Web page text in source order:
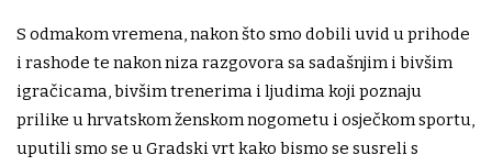
S odmakom vremena, nakon što smo dobili uvid u prihode
i rashode te nakon niza razgovora sa sadašnjim i bivšim
igračicama, bivšim trenerima i ljudima koji poznaju
prilike u hrvatskom ženskom nogometu i osječkom sportu,
uputili smo se u Gradski vrt kako bismo se susreli s